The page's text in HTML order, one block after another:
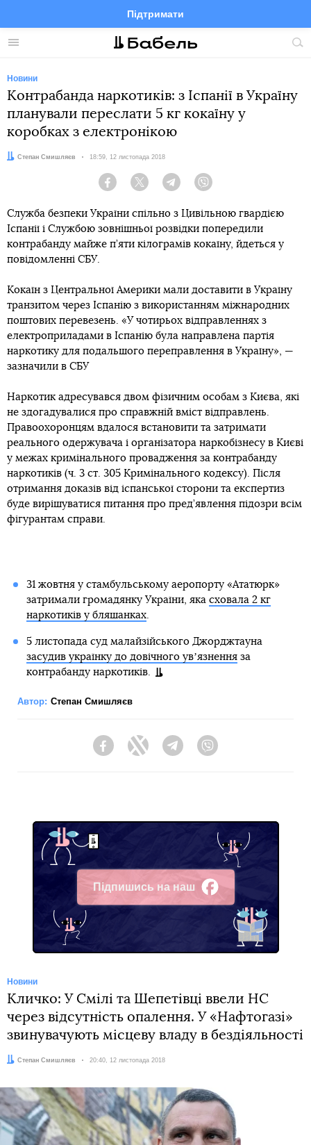
Меню
Підтримати
FacebookTelegramTwitter
Новини
Контрабанда наркотиків: з Іспанії в Україну
планували переслати 5 кг кокаїну у
коробках з електронікою
Автор:
Степан Смишляєв Дата:
18:59, 12 листопада 2018
Facebook Twitter Telegram
Служба безпеки України спільно з Цивільною гвардією
Іспанії і Службою зовнішньої розвідки попередили
контрабанду майже п’яти кілограмів кокаїну, йдеться у
повідомленні СБУ.
Кокаїн з Центральної Америки мали доставити в Україну
транзитом через Іспанію з використанням міжнародних
поштових перевезень. «У чотирьох відправленнях з
електроприладами в Іспанію була направлена партія
наркотику для подальшого переправлення в Україну», —
зазначили в СБУ
Наркотик адресувався двом фізичним особам з Києва, які
не здогадувалися про справжній вміст відправлень.
Правоохоронцям вдалося встановити та затримати
реального одержувача і організатора наркобізнесу в Києві
у межах кримінального провадження за контрабанду
наркотиків (ч. 3 ст. 305 Кримінального кодексу). Після
отримання доказів від іспанської сторони та експертиз
буде вирішуватися питання про пред’явлення підозри всім
фігурантам справи.
31 жовтня у стамбульському аеропорту «Ататюрк»
затримали громадянку України, яка сховала 2 кг
наркотиків у бляшанках.
5 листопада суд малайзійського Джорджтауна
засудив українку до довічного увʼязненняза
контрабанду наркотиків.
Автор: Степан Смишляєв
FacebookTwitter Telegram
Підпишись на наш
Facebook
Новини
Кличко: У Смілі та Шепетівці ввели НС
через відсутність опалення. У «Нафтогазі»
звинувачують місцеву владу в бездіяльності
Автор:
Степан Смишляєв Дата:
20:40, 12 листопада 2018